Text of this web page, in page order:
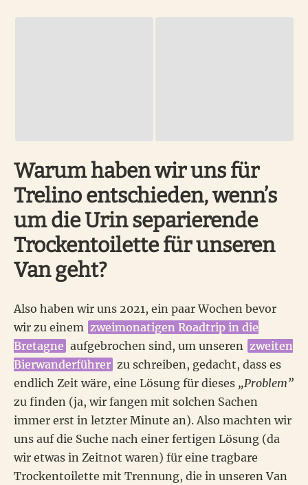
Warum haben wir uns für
Trelino entschieden, wenn’s
um die Urin separierende
Trockentoilette für unseren
Van geht?
Also haben wir uns 2021, ein paar Wochen bevor
wir zu einem zweimonatigen Roadtrip in die
Bretagne aufgebrochen sind, um unseren zweiten
Bierwanderführer zu schreiben, gedacht, dass es
endlich Zeit wäre, eine Lösung für dieses „Problem”
zu finden (ja, wir fangen mit solchen Sachen
immer erst in letzter Minute an). Also machten wir
uns auf die Suche nach einer fertigen Lösung (da
wir etwas in Zeitnot waren) für eine tragbare
Trockentoilette mit Trennung, die in unseren Van